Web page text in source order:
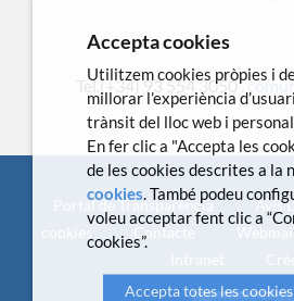
Tel.(+34) 93 554 3050 .
Portal de Transparència Avís
Contacte
Accepta cookies
Utilitzem cookies pròpies i
millorar l’experiència
trànsit del lloc web i
En fer clic a "Accepta les
de les cookies descrites a la
cookies. També podeu
voleu acceptar fent clic a
cookies”.
Accepta totes les cookies